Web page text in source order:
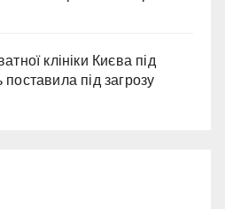
клініки Києва під
під загрозу